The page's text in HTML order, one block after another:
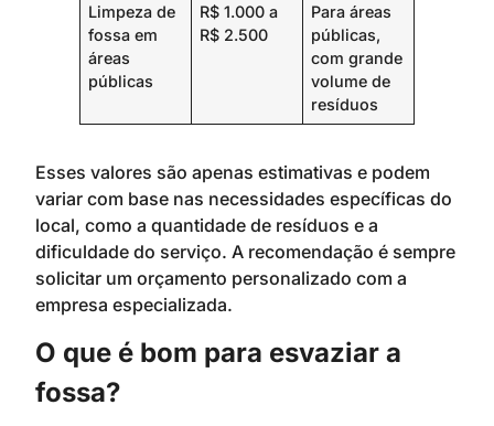
Limpeza de
fossa em
áreas
públicas
R$ 1.000 a
R$ 2.500
Para áreas
públicas,
com grande
volume de
resíduos
Esses valores são apenas estimativas e podem
variar com base nas necessidades específicas do
local, como a quantidade de resíduos e a
dificuldade do serviço. A recomendação é sempre
solicitar um orçamento personalizado com a
empresa especializada.
O que é bom para esvaziar a
fossa?